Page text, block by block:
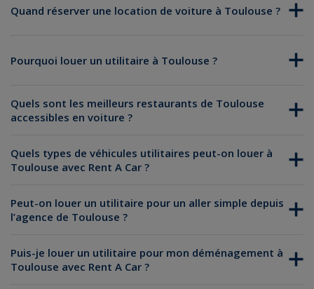
Quand réserver une location de voiture à Toulouse ?
Pourquoi louer un utilitaire à Toulouse ?
Quels sont les meilleurs restaurants de Toulouse
accessibles en voiture ?
Quels types de véhicules utilitaires peut-on louer à
Toulouse avec Rent A Car ?
Peut-on louer un utilitaire pour un aller simple depuis
l’agence de Toulouse ?
Puis-je louer un utilitaire pour mon déménagement à
Toulouse avec Rent A Car ?